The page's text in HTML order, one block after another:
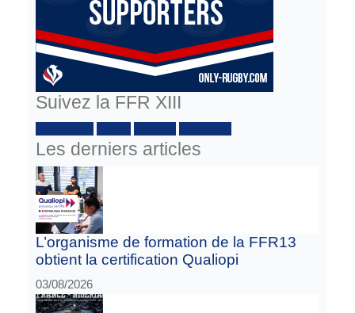
Suivez la FFR XIII
Les derniers articles
L’organisme de formation de la FFR13
obtient la certification Qualiopi
03/08/2026